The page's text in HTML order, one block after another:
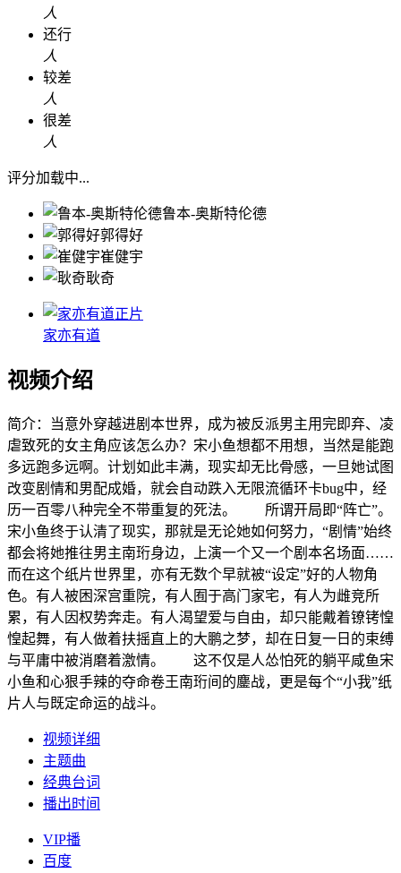
人
还行
人
较差
人
很差
人
评分加载中...
鲁本-奥斯特伦德
郭得好
崔健宇
耿奇
正片
家亦有道
视频介绍
简介：
当意外穿越进剧本世界，成为被反派男主用完即弃、凌
虐致死的女主角应该怎么办？宋小鱼想都不用想，当然是能跑
多远跑多远啊。计划如此丰满，现实却无比骨感，一旦她试图
改变剧情和男配成婚，就会自动跌入无限流循环卡bug中，经
历一百零八种完全不带重复的死法。 所谓开局即“阵亡”。
宋小鱼终于认清了现实，那就是无论她如何努力，“剧情”始终
都会将她推往男主南珩身边，上演一个又一个剧本名场面……
而在这个纸片世界里，亦有无数个早就被“设定”好的人物角
色。有人被困深宫重院，有人囿于高门家宅，有人为雌竞所
累，有人因权势奔走。有人渴望爱与自由，却只能戴着镣铐惶
惶起舞，有人做着扶摇直上的大鹏之梦，却在日复一日的束缚
与平庸中被消磨着激情。 这不仅是人怂怕死的躺平咸鱼宋
小鱼和心狠手辣的夺命卷王南珩间的鏖战，更是每个“小我”纸
片人与既定命运的战斗。
视频详细
主题曲
经典台词
播出时间
VIP播
百度